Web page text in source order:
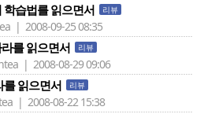
학습법를 읽으면서 리뷰
| 2008-09-25 08:35
를 읽으면서 리뷰
| 2008-08-29 09:06
를 읽으면서 리뷰
| 2008-08-22 15:38